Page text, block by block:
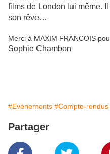
films de London lui même.
son rêve…
Merci à MAXIM FRANCOIS
Sophie Chambon
#Evènements #Compte-
Partager